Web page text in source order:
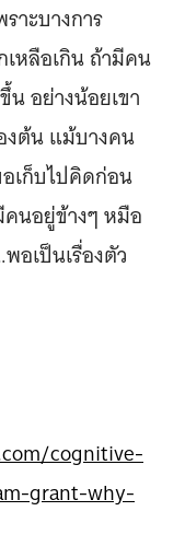
าะบางการ
หลือเกิน ถ้ามีคน
อย่างน้อยเขา
งต้น แม้บางคน
เก็บไปคิดก่อน
นอยู่ข้างๆ หมือ
อเป็นเรื่องตัว
cognitive-
grant-why-